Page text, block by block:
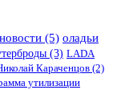
новости (5) оладьи
(3) LADA
Караченцов (2)
утилизации